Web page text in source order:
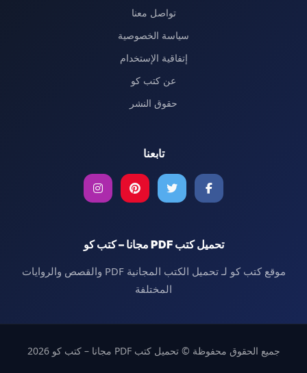
تواصل معنا
سياسة الخصوصية
إتفاقية الإستخدام
عن كتب كو
حقوق النشر
تابعنا
تحميل كتب PDF مجانا – كتب كو
موقع كتب كو لـ تحميل الكتب المجانية PDF والقصص والروايات
المختلفة
جميع الحقوق محفوظة © تحميل كتب PDF مجانا – كتب كو 2026